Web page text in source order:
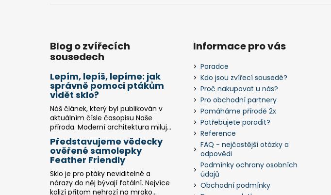
Blog o zvířecích
sousedech
Lepím, lepíš, lepíme: jak
správně pomoci ptákům
vidět sklo?
Náš článek, který byl publikován v
aktuálním čísle časopisu Naše
příroda. Moderní architektura miluj...
Představujeme vědecky
ověřené samolepky
Feather Friendly
Sklo je pro ptáky neviditelné a
nárazy do něj bývají fatální. Nejvíce
kolizí přitom nehrozí na mrako...
Informace pro vás
Poradce
Kdo jsou zvířecí sousedé?
Proč nakupovat u nás?
Pro obchodní partnery
Pomáháme přírodě 2x
Potřebujete poradit?
Reference
FAQ - nejčastější otázky a
odpovědi
Podmínky ochrany osobních
údajů
Obchodní podmínky